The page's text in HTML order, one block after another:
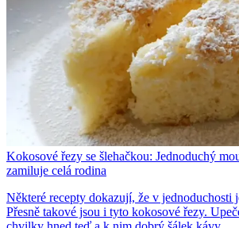
Kokosové řezy se šlehačkou: Jednoduchý
zamiluje celá rodina
Některé recepty dokazují, že v jednoduchosti
Přesně takové jsou i tyto kokosové řezy.